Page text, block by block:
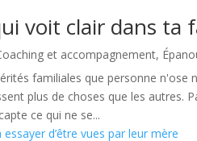
voit clair dans ta
et accompagnement,
familiales que personne n'ose
plus de choses que les autres.
ce qui ne se...